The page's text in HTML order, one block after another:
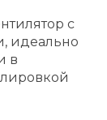
с
идеально
в